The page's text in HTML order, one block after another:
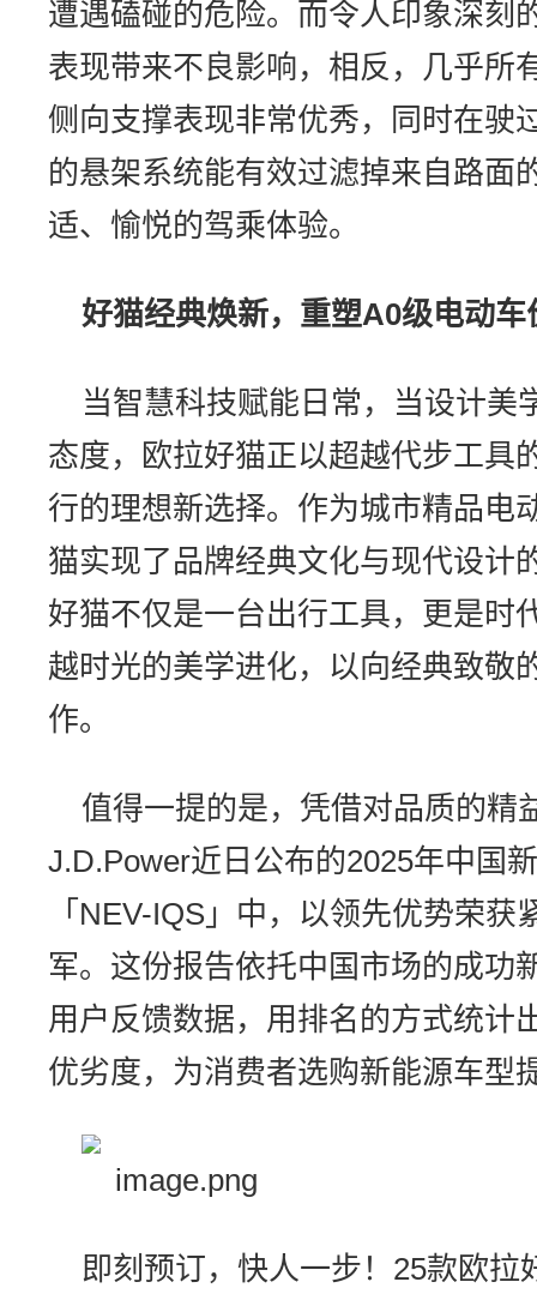
遭遇磕碰的危险。而令人印象深刻
表现带来不良影响，相反，几乎所
侧向支撑表现非常优秀，同时在驶
的悬架系统能有效过滤掉来自路面
适、愉悦的驾乘体验。
好猫经典焕新，重塑A0级电动车
当智慧科技赋能日常，当设计美
态度，欧拉好猫正以超越代步工具
行的理想新选择。作为城市精品电
猫实现了品牌经典文化与现代设计
好猫不仅是一台出行工具，更是时
越时光的美学进化，以向经典致敬
作。
值得一提的是，凭借对品质的精
J.D.Power近日公布的2025年中国
「NEV-IQS」中，以领先优势荣
军。这份报告依托中国市场的成功
用户反馈数据，用排名的方式统计
优劣度，为消费者选购新能源车型
即刻预订，快人一步！25款欧